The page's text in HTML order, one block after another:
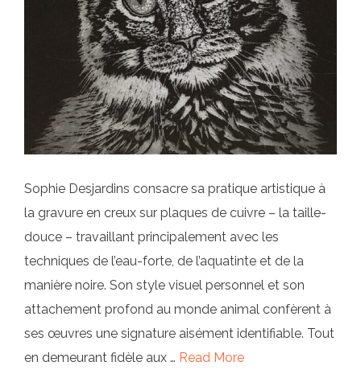
Sophie Desjardins consacre sa pratique artistique à
la gravure en creux sur plaques de cuivre – la taille-
douce – travaillant principalement avec les
techniques de l’eau-forte, de l’aquatinte et de la
manière noire. Son style visuel personnel et son
attachement profond au monde animal confèrent à
ses œuvres une signature aisément identifiable. Tout
en demeurant fidèle aux … Read More